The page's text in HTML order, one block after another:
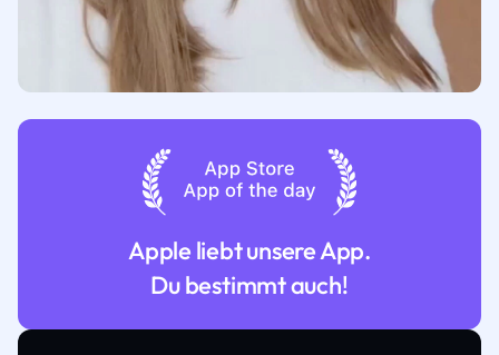
Apple liebt unsere App.
Du bestimmt auch!